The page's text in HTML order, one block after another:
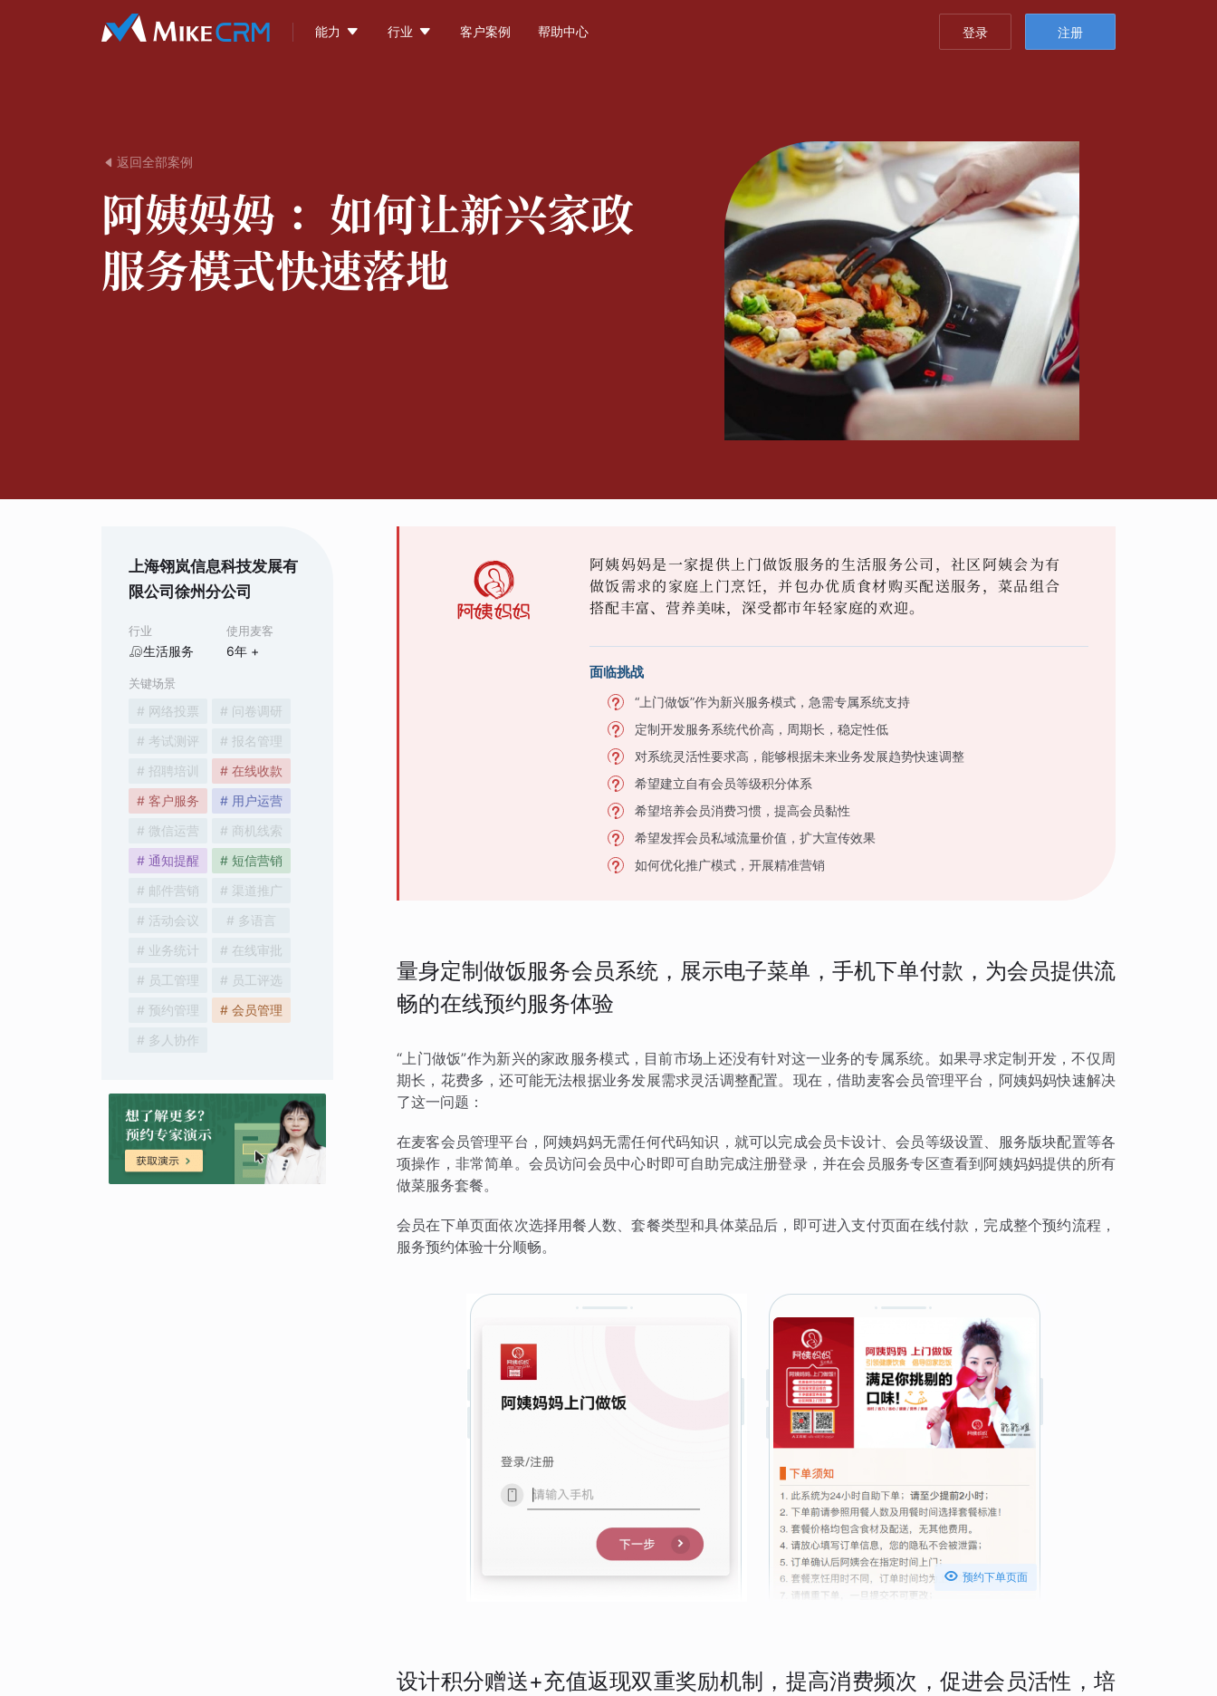
能力  行业  客户案例 帮助中心 登录 注册
 返回全部案例
阿姨妈妈 ： 如何让新兴家政
服务模式快速落地
上海翎岚信息科技发展有
限公司徐州分公司
行业
生活服务
使用麦客
6年 +
关键场景
# 网络投票
# 问卷调研
# 考试测评
# 报名管理
# 招聘培训
# 在线收款
# 客户服务
# 用户运营
# 微信运营
# 商机线索
# 通知提醒
# 短信营销
# 邮件营销
# 渠道推广
# 活动会议
# 多语言
# 业务统计
# 在线审批
# 员工管理
# 员工评选
# 预约管理
# 会员管理
# 多人协作
阿姨妈妈是一家提供上门做饭服务的生活服务公司，社区阿姨会为有
做饭需求的家庭上门烹饪，并包办优质食材购买配送服务，菜品组合
搭配丰富、营养美味，深受都市年轻家庭的欢迎。
面临挑战
“上门做饭”作为新兴服务模式，急需专属系统支持
定制开发服务系统代价高，周期长，稳定性低
对系统灵活性要求高，能够根据未来业务发展趋势快速调整
希望建立自有会员等级积分体系
希望培养会员消费习惯，提高会员黏性
希望发挥会员私域流量价值，扩大宣传效果
如何优化推广模式，开展精准营销
量身定制做饭服务会员系统，展示电子菜单，手机下单付款，为会员提供流
畅的在线预约服务体验
“上门做饭”作为新兴的家政服务模式，目前市场上还没有针对这一业务的专属系统。如果寻求定制开发，不仅周
期长，花费多，还可能无法根据业务发展需求灵活调整配置。现在，借助麦客会员管理平台，阿姨妈妈快速解决
了这一问题：
在麦客会员管理平台，阿姨妈妈无需任何代码知识，就可以完成会员卡设计、会员等级设置、服务版块配置等各
项操作，非常简单。会员访问会员中心时即可自助完成注册登录，并在会员服务专区查看到阿姨妈妈提供的所有
做菜服务套餐。
会员在下单页面依次选择用餐人数、套餐类型和具体菜品后，即可进入支付页面在线付款，完成整个预约流程，
服务预约体验十分顺畅。
 预约下单页面
设计积分赠送+充值返现双重奖励机制，提高消费频次，促进会员活性，培